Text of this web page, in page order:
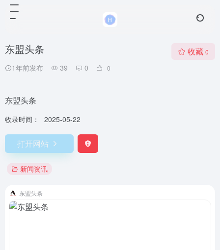
东盟头条
1年前发布 39 0 0
收藏 0
东盟头条
收录时间： 2025-05-22
打开网站
新闻资讯
东盟头条